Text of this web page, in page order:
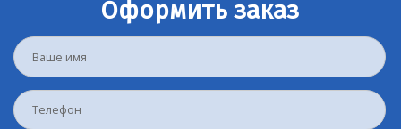
Оформить заказ